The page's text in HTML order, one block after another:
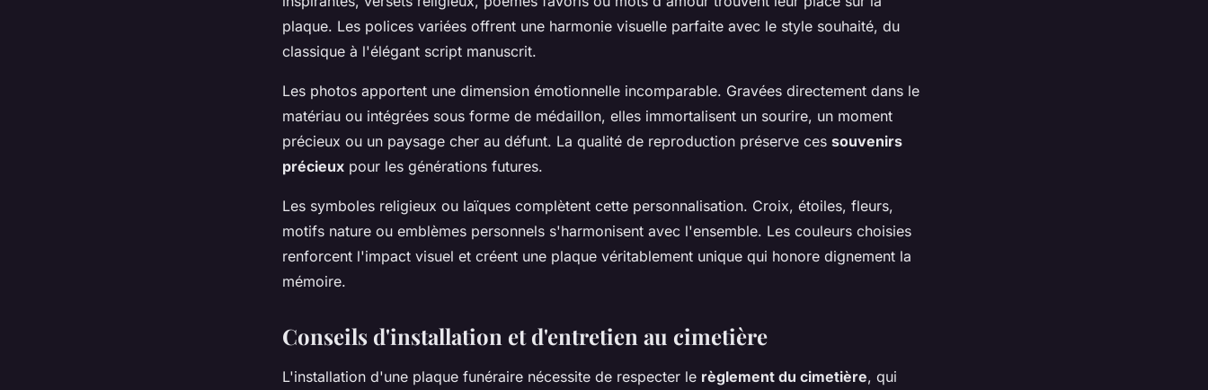
plaque. Les polices variées offrent une harmonie visuelle parfaite avec le style souhaité, du
classique à l'élégant script manuscrit.
Les photos apportent une dimension émotionnelle incomparable. Gravées directement dans le
matériau ou intégrées sous forme de médaillon, elles immortalisent un sourire, un moment
précieux ou un paysage cher au défunt. La qualité de reproduction préserve ces souvenirs
précieux pour les générations futures.
Les symboles religieux ou laïques complètent cette personnalisation. Croix, étoiles, fleurs,
motifs nature ou emblèmes personnels s'harmonisent avec l'ensemble. Les couleurs choisies
renforcent l'impact visuel et créent une plaque véritablement unique qui honore dignement la
mémoire.
Conseils d'installation et d'entretien au cimetière
L'installation d'une plaque funéraire nécessite de respecter le règlement du cimetière, qui